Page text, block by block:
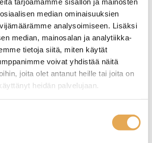
median ominaisuuksien
analysoimiseen. Lisäksi
median, mainosalan ja analytiikka-
tietoja siitä, miten käytät
voivat yhdistää näitä
joita olet antanut heille tai joita on
heidän palvelujaan.
laite sopivasti
rahoituksella